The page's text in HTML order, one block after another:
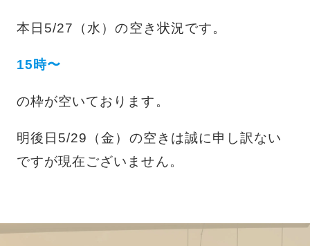
本日5/27（水）の空き状況です。
15時〜
の枠が空いております。
明後日5/29（金）の空きは誠に申し訳ない
ですが現在ございません。